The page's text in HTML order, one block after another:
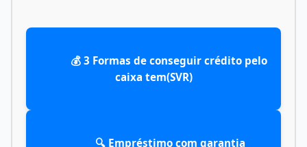
caixa tem(SVR)